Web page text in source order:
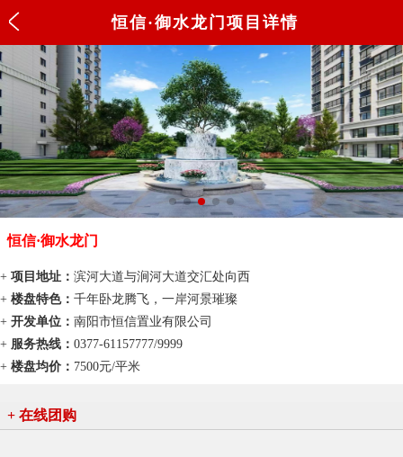
恒信·御水龙门项目详情
恒信·御水龙门
+ 项目地址： 滨河大道与涧河大道交汇处向西
+ 楼盘特色： 千年卧龙腾飞，一岸河景璀璨
+ 开发单位： 南阳市恒信置业有限公司
+ 服务热线： 0377-61157777/9999
+ 楼盘均价： 7500元/平米
+ 在线团购